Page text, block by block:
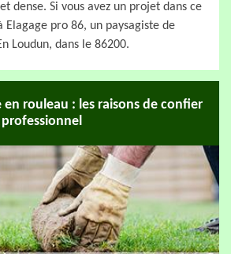
dense. Si vous avez un projet dans ce
Elagage pro 86, un paysagiste de
Loudun, dans le 86200.
en rouleau : les raisons de confier